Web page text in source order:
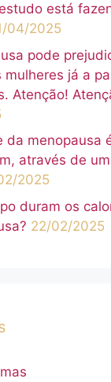
está
04/2025
pode
mulheres já a
Atenção!
da menopausa
através de um
2025
duram os
22/02/2025